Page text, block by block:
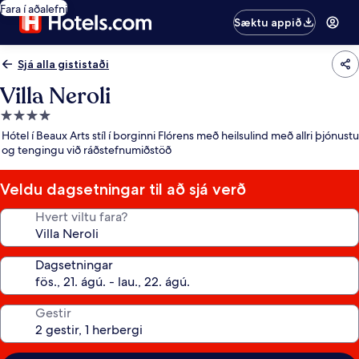
Fara í aðalefni
Sæktu appið
Sjá alla gististaði
Villa Neroli
4.0
stjörnu
gististaður
Hótel í Beaux Arts stíl í borginni Flórens með heilsulind með allri þjónustu
og tengingu við ráðstefnumiðstöð
Veldu dagsetningar til að sjá verð
Hvert viltu fara?
Dagsetningar
Gestir